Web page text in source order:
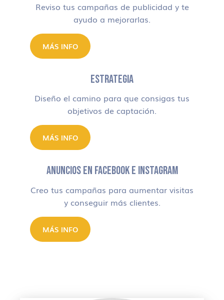
Reviso tus campañas de publicidad y te
ayudo a mejorarlas.
MÁS INFO
ESTRATEGIA
Diseño el camino para que consigas tus
objetivos de captación.
MÁS INFO
ANUNCIOS EN FACEBOOK E INSTAGRAM
Creo tus campañas para aumentar visitas
y conseguir más clientes.
MÁS INFO